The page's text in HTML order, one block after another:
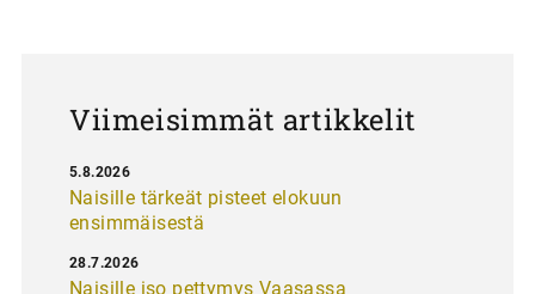
Viimeisimmät artikkelit
Naisille tärkeät pisteet elokuun
ensimmäisestä
5.8.2026
Naisille iso pettymys Vaasassa
28.7.2026